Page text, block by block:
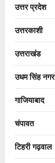
उत्तर प्रदेश
उत्तरकाशी
उत्तराखंड
उधम सिंह नगर
गाजियाबाद
चंपावत
टिहरी गढ़वाल